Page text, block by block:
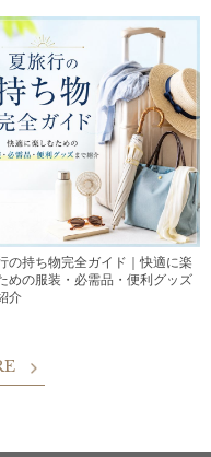
の持ち物完全ガイド｜快適に楽
めの服装・必需品・便利グッズ
介